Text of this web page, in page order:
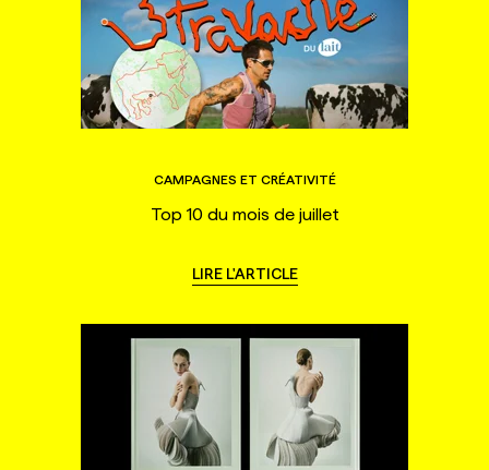
CAMPAGNES ET CRÉATIVITÉ
Top 10 du mois de juillet
LIRE L'ARTICLE